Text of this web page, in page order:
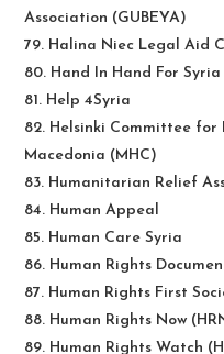
Association (GUBEYA)
79. Halina Niec Legal Aid
80. Hand In Hand For Syria
81. Help 4Syria
82. Helsinki Committee
Macedonia (MHC)
83. Humanitarian Relief
84. Human Appeal
85. Human Care Syria
86. Human Rights
87. Human Rights First
88. Human Rights Now
89. Human Rights Watch